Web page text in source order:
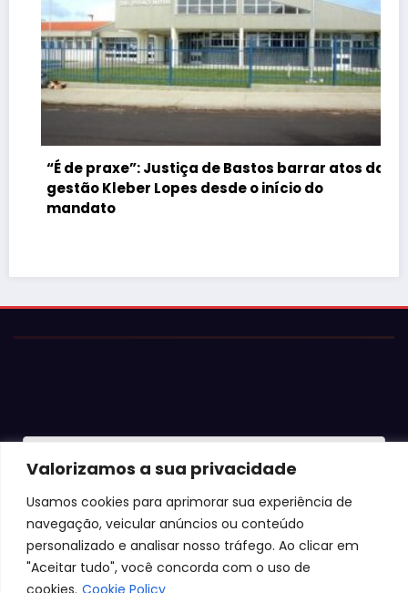
Valorizamos a sua privacidade
Usamos cookies para aprimorar sua experiência de
navegação, veicular anúncios ou conteúdo
personalizado e analisar nosso tráfego. Ao clicar em
"Aceitar tudo", você concorda com o uso de
cookies. Cookie Policy
“É de praxe”: Justiça de Bastos barrar atos da
gestão Kleber Lopes desde o início do
mandato
Conteúdo protegido por lei. A cópia ou reprodução sem
legais.